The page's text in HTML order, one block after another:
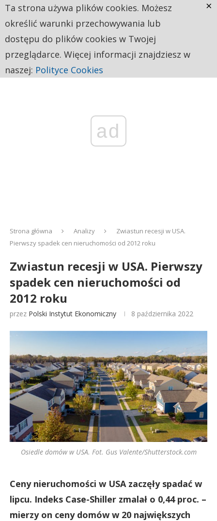
ad
Strona główna Analizy
Zwiastun recesji w USA.
Pierwszy spadek cen nieruchomości od 2012 roku
Zwiastun recesji w USA. Pierwszy
spadek cen nieruchomości od
2012 roku
przez Polski Instytut Ekonomiczny 8 października 2022
Osiedle domów w USA. Fot. Gus Valente/Shutterstock.com
Ceny nieruchomości w USA zaczęły spadać w
lipcu. Indeks Case-Shiller zmalał o 0,44 proc. –
mierzy on ceny domów w 20 największych
Ta strona używa plików cookies. Możesz
określić warunki przechowywania lub
dostępu do plików cookies w Twojej
przeglądarce. Więcej informacji znajdziesz w
naszej: Polityce Cookies
×